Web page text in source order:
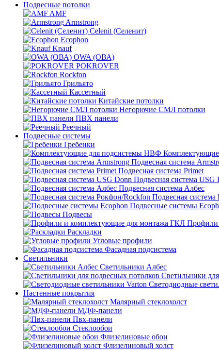
Подвесные потолки
AMF
Armstrong
Celenit (Селенит)
Ecophon
Knauf
OWA (ОВА)
POKROVER
Rockfon
Грильято
Кассетный
Китайские потолки
Негорючие СМЛ потолки
ПВХ панели
Реечный
Подвесные системы
Гребенки
Подвесная система
Подвесная система Primet
Подвесная система USG
Подвесная система Албес
Подвесная
Подвесные системы
Подвесы
Профили
Раскладки
Угловые профили
Фасадная подсистема
Светильники
Светильники Албес
Светильники
Светодиодные
Настенные покрытия
Малярный стеклохолст
МДФ-панели
Пвх-панели
Стеклообои
Флизелиновые обои
Флизелиновый холст